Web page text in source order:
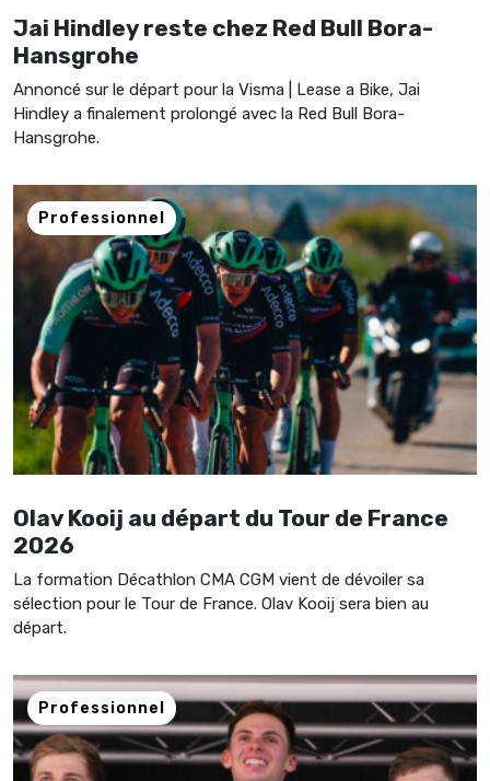
Jai Hindley reste chez Red Bull Bora-
Hansgrohe
Annoncé sur le départ pour la Visma | Lease a Bike, Jai
Hindley a finalement prolongé avec la Red Bull Bora-
Hansgrohe.
Professionnel
Olav Kooij au départ du Tour de France
2026
La formation Décathlon CMA CGM vient de dévoiler sa
sélection pour le Tour de France. Olav Kooij sera bien au
départ.
Professionnel